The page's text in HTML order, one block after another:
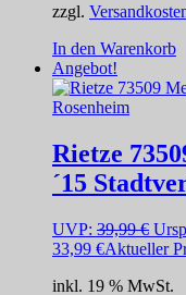
zzgl.
In den Warenkorb
Angebot!
Rietze
´15
UVP: 39,99€
33,99 €Aktueller
inkl. 19 % MwSt.